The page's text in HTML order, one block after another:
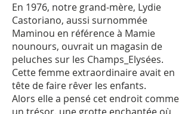
En 1976, notre grand-mère, Lydie
Castoriano, aussi surnommée
Maminou en référence à Mamie
nounours, ouvrait un magasin de
peluches sur les Champs_Elysées.
Cette femme extraordinaire avait en
tête de faire rêver les enfants.
Alors elle a pensé cet endroit comme